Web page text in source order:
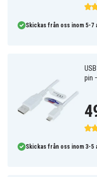
Skickas från oss inom 5-7
pin
Skickas från oss inom 3-5